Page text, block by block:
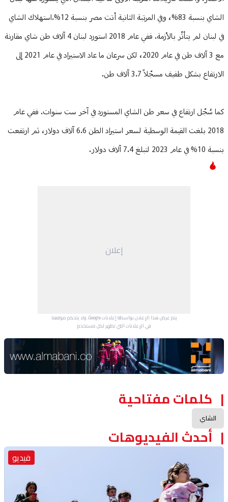
الشاي بنسبة 83%، وفي المرتبة الثانية أتت مصر بنسبة 12%.استهلاك الشاي
في لبنان لم يتأثّر بالأزمة. ففي عام 2018 استورد لبنان 4 آلاف طن شاي مقارنة
مع 3 آلاف طن في عام 2020، لكن سرعان ما عاد الاستيراد في عام 2021 إلى
الارتفاع بشكل طفيف مسجّلاً 3.7 آلاف طن.
كما سُجّل ارتفاع في سعر طن الشاي المستورد في آخر ست سنوات. ففي عام
2018 بلغت القيمة الوسطية لسعر استيراد الطن 6.6 آلاف دولار، ثم ارتفعت
بنسبة 10% في عام 2023 لتبلغ 7.4 آلاف دولار.
إعلان
يتم عرض هذا الإعلان بواسطة إعلانات Google، ولا يتحكم موقعنا
في الإعلانات التي تظهر لكل مستخدم.
Advertisement Section
كلمات مفتاحية
الشاي
أحدث الفيديوهات
فيديو